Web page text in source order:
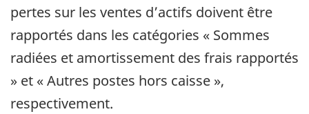
pertes sur les ventes d’actifs doivent être
rapportés dans les catégories « Sommes
radiées et amortissement des frais rapportés
» et « Autres postes hors caisse »,
respectivement.